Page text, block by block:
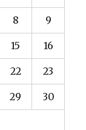
8 9
15 16
22 23
29 30